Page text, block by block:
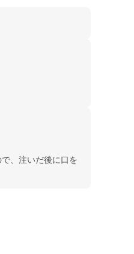
、注いだ後に口を